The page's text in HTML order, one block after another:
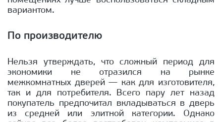
вариантом.
По производителю
Нельзя утверждать, что сложный период для
экономики не отразился на рынке
межкомнатных дверей — как для изготовителя,
так и для потребителя. Всего пару лет назад
покупатель предпочитал вкладываться в дверь
из средней или элитной категории. Однако